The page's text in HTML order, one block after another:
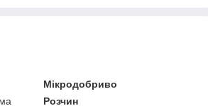
Мікродобриво
Розчин